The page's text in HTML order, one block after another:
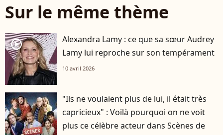
Sur le même thème
player2
Alexandra Lamy : ce que sa sœur Audrey
Lamy lui reproche sur son tempérament
10 avril 2026
"Ils ne voulaient plus de lui, il était très
capricieux" : Voilà pourquoi on ne voit
plus ce célèbre acteur dans Scènes de